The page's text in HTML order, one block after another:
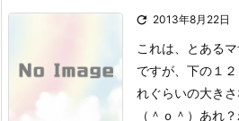
 2013年8月22日
これは、とある
ですが、 下の１
れぐらいの大き
（＾ｏ＾） あれ